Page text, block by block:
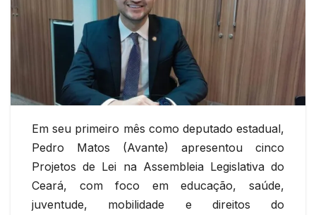
Em seu primeiro mês como deputado estadual,
Pedro Matos (Avante) apresentou cinco
Projetos de Lei na Assembleia Legislativa do
Ceará, com foco em educação, saúde,
juventude, mobilidade e direitos do